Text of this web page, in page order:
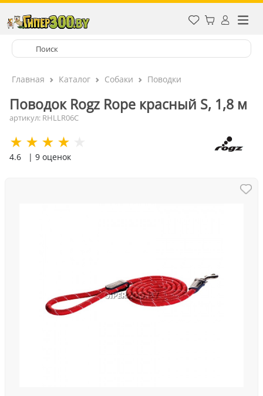
Главная Каталог Собаки Поводки
Поводок Rogz Rope красный S, 1,8 м
артикул: RHLLR06C
4.6 | 9 оценок